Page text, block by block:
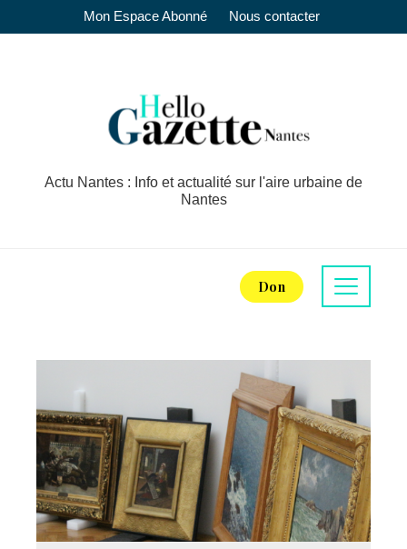
Mon Espace Abonné Nous contacter
Actu Nantes : Info et actualité sur l'aire urbaine de
Nantes
Don